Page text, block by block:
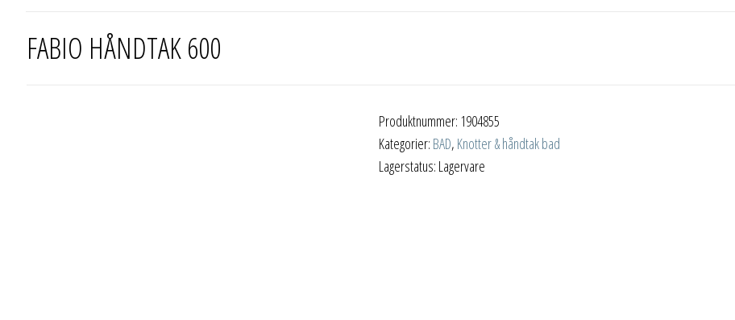
FABIO HÅNDTAK 600
Produktnummer: 1904855
Kategorier: BAD, Knotter & håndtak bad
Lagerstatus: Lagervare